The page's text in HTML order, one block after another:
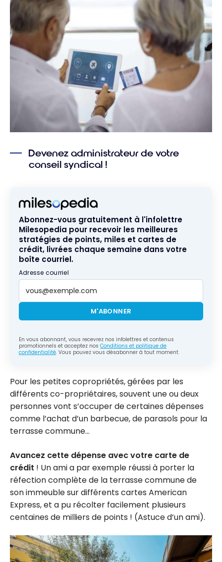
Devenez administrateur de votre
conseil syndical !
Abonnez-vous gratuitement à l'infolettre
Milesopedia pour recevoir les meilleures
stratégies de points, miles et cartes de
crédit, livrées chaque semaine dans votre
boîte courriel.
Adresse courriel
M'ABONNER
En vous abonnant, vous recevrez nos infolettres et contenus
promotionnels et acceptez nos Conditions et politique de
confidentialité. Vous pouvez vous désabonner à tout moment.
Pour les petites copropriétés, gérées par les
différents co-propriétaires, souvent une ou deux
personnes vont s’occuper de certaines dépenses
comme l’achat d’un barbecue, de parasols pour la
terrasse commune…
Avancez cette dépense avec votre carte de
crédit ! Un ami a par exemple réussi à porter la
réfection complète de la terrasse commune de
son immeuble sur différents cartes American
Express, et a pu récolter facilement plusieurs
centaines de milliers de points ! (Astuce d’un ami).